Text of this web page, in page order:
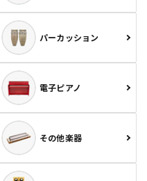
パーカッション
電子ピアノ
その他楽器